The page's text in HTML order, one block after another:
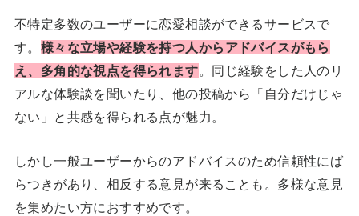
不特定多数のユーザーに恋愛相談ができるサービスで
す。 様々な立場や経験を持つ人からアドバイスがもら
え、多角的な視点を得られます。同じ経験をした人のリ
アルな体験談を聞いたり、他の投稿から「自分だけじゃ
ない」と共感を得られる点が魅力。
しかし一般ユーザーからのアドバイスのため信頼性にば
らつきがあり、相反する意見が来ることも。多様な意見
を集めたい方におすすめです。